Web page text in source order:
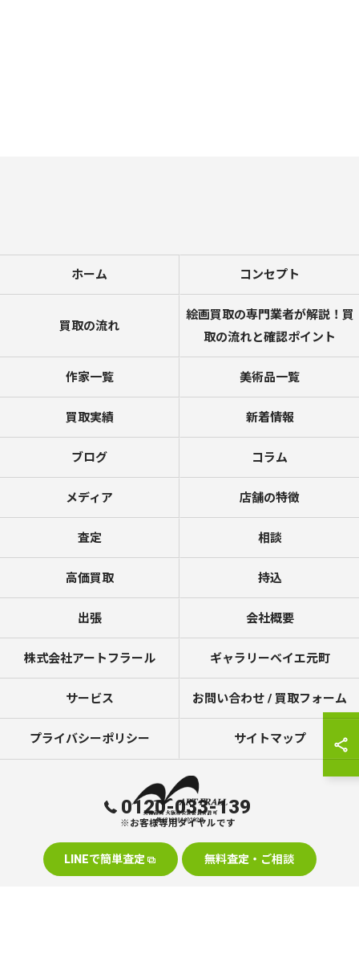
0120-033-139
※お客様専用ダイヤルです
LINEで簡単査定 無料査定・ご相談
ホーム コンセプト
買取の流れ
絵画買取の専門業者が解説！買
取の流れと確認ポイント
作家一覧 美術品一覧
買取実績 新着情報
ブログ コラム
メディア 店舗の特徴
査定 相談
高価買取 持込
出張 会社概要
株式会社アートフラール ギャラリーベイエ元町
サービス お問い合わせ / 買取フォーム
プライバシーポリシー サイトマップ
© 2026 美術品の買取なら株式会社アートフラール ALL RIGHTS RESERVED.